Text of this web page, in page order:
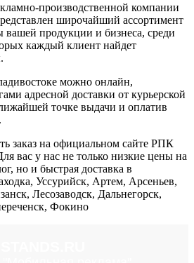
производственной компании
широчайший ассортимент
вашей продукции и бизнеса, среди
каждый клиент найдет
можно онлайн,
адресной доставки от курьерской
точке выдачи и оплатив
заказ на официальном сайте РПК
вас у нас не только низкие цены на
но и быстрая доставка в
Уссурийск, Артем, Арсеньев,
Лесозаводск, Дальнегорск,
Фокино